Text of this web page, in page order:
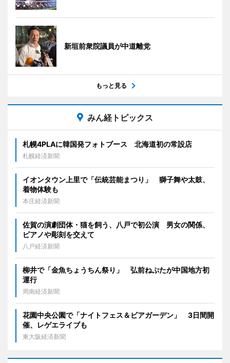
新垣前衆院議員が中道離党
もっと見る
みん経トピックス
札幌4PLAに韓国発フォトブース 北海道初の常設店
札幌経済新聞
イオンタウン上里で「伝統芸能まつり」 獅子舞や太鼓、
着物体験も
本庄経済新聞
佐賀の演劇団体・猫を飼う、八戸で初公演 男女の関係、
ピアノや彫刻を交えて
八戸経済新聞
柳井で「金魚ちょうちん祭り」 弘前ねぷたが中国地方初
運行
周南経済新聞
花園中央公園で「ナイトフェス＆ビアガーデン」 3日間開
催、レゲエライブも
東大阪経済新聞